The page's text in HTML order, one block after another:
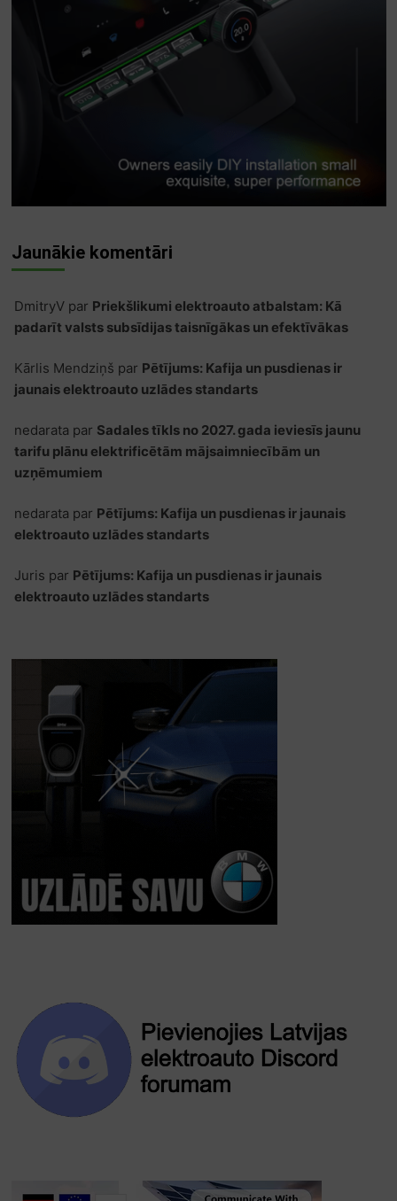
Jaunākie komentāri
DmitryVpar Priekšlikumi elektroauto atbalstam: Kā
padarīt valsts subsīdijas taisnīgākas un efektīvākas
Kārlis Mendziņš par Pētījums: Kafija un pusdienas ir
jaunais elektroauto uzlādes standarts
nedarata par Sadales tīkls no 2027. gada ieviesīs jaunu
tarifu plānu elektrificētām mājsaimniecībām un
uzņēmumiem
nedarata par Pētījums: Kafija un pusdienas ir jaunais
elektroauto uzlādes standarts
Juris par Pētījums: Kafija un pusdienas ir jaunais
elektroauto uzlādes standarts